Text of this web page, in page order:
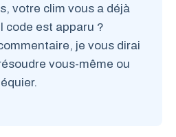
votre clim vous a déjà
code est apparu ?
je vous dirai
vous-même ou